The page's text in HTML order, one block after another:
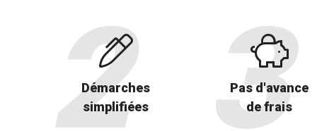
Démarches
simplifiées
Pas d'avance
de frais